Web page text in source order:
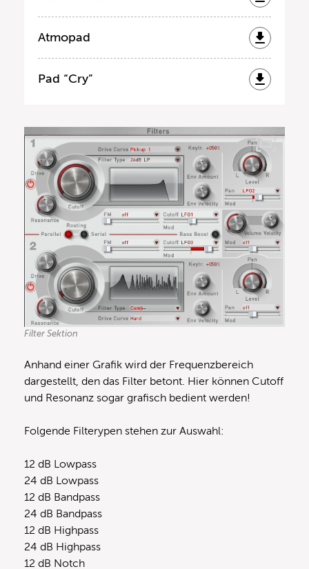
Atmopad
Pad “Cry”
Filter Sektion
Anhand einer Grafik wird der Frequenzbereich
dargestellt, den das Filter betont. Hier können Cutoff
und Resonanz sogar grafisch bedient werden!
Folgende Filterypen stehen zur Auswahl:
12 dB Lowpass
24 dB Lowpass
12 dB Bandpass
24 dB Bandpass
12 dB Highpass
24 dB Highpass
12 dB Notch